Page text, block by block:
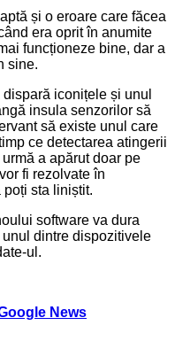
și o eroare care făcea
era oprit în anumite
funcționeze bine, dar a
sine.
iconițele și unul
insula senzorilor să
să existe unul care
ce detectarea atingerii
a apărut doar pe
fi rezolvate în
sta liniștit.
software va dura
dintre dispozitivele
ul.
News